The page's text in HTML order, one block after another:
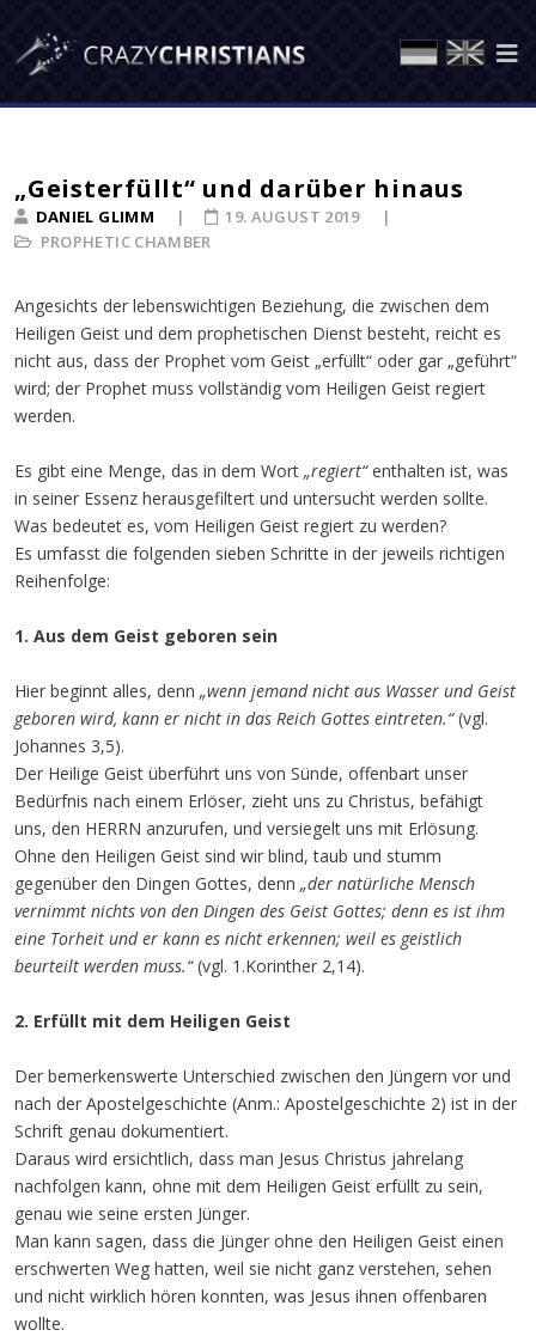
„Geisterfüllt“ und darüber hinaus
DANIEL GLIMM
PROPHETIC CHAMBER
19. AUGUST 2019
Angesichts der lebenswichtigen Beziehung, die zwischen dem
Heiligen Geist und dem prophetischen Dienst besteht, reicht es
nicht aus, dass der Prophet vom Geist „erfüllt“ oder gar „geführt“
wird; der Prophet muss vollständig vom Heiligen Geist regiert
werden.
Es gibt eine Menge, das in dem Wort „regiert“enthalten ist, was
in seiner Essenz herausgefiltert und untersucht werden sollte.
Was bedeutet es, vom Heiligen Geist regiert zu werden?
Es umfasst die folgenden sieben Schritte in der jeweils richtigen
Reihenfolge:
1. Aus dem Geist geboren sein
Hier beginnt alles, denn „wenn jemand nicht aus Wasser und Geist
geboren wird, kann er nicht in das Reich Gottes eintreten.“(vgl.
Johannes 3,5).
Der Heilige Geist überführt uns von Sünde, offenbart unser
Bedürfnis nach einem Erlöser, zieht uns zu Christus, befähigt
uns, den HERRN anzurufen, und versiegelt uns mit Erlösung.
Ohne den Heiligen Geist sind wir blind, taub und stumm
gegenüber den Dingen Gottes, denn „der natürliche Mensch
vernimmt nichts von den Dingen des Geist Gottes; denn es ist ihm
eine Torheit und er kann es nicht erkennen; weil es geistlich
beurteilt werden muss.“(vgl. 1.Korinther 2,14).
2. Erfüllt mit dem Heiligen Geist
Der bemerkenswerte Unterschied zwischen den Jüngern vor und
nach der Apostelgeschichte (Anm.: Apostelgeschichte 2) ist in der
Schrift genau dokumentiert.
Daraus wird ersichtlich, dass man Jesus Christus jahrelang
nachfolgen kann, ohne mit dem Heiligen Geist erfüllt zu sein,
genau wie seine ersten Jünger.
Man kann sagen, dass die Jünger ohne den Heiligen Geist einen
erschwerten Weg hatten, weil sie nicht ganz verstehen, sehen
und nicht wirklich hören konnten, was Jesus ihnen offenbaren
wollte.